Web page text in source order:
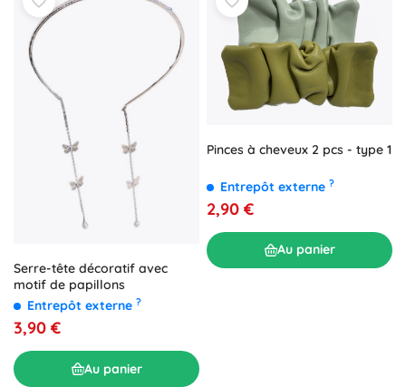
Serre-tête décoratif avec
motif de papillons
Entrepôt externe ?
3,90 €
Au panier
Pinces à cheveux 2 pcs - type 1
Entrepôt externe ?
2,90 €
Au panier